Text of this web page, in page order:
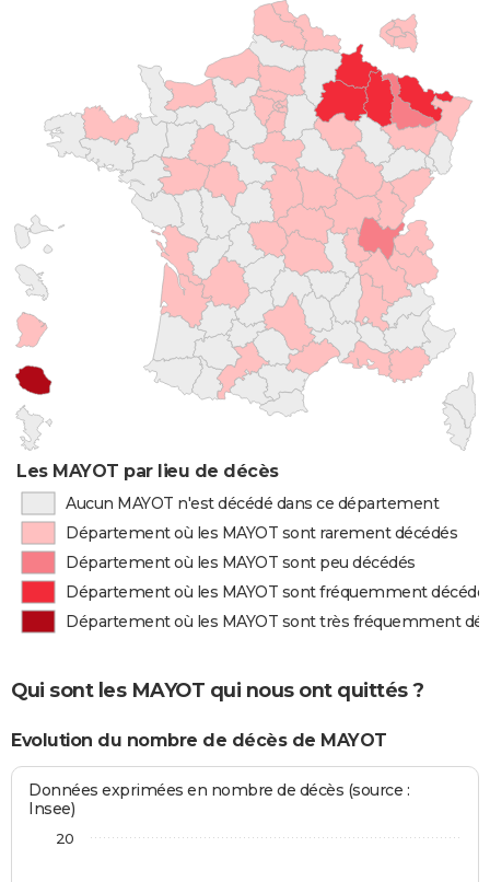
Les MAYOT par lieu de décès
Aucun MAYOT n'est décédé dans ce département
Département où les MAYOT sont rarement décédés
Département où les MAYOT sont peu décédés
Département où les MAYOT sont fréquemment
Département où les MAYOT sont très fréquemment
Qui sont les MAYOT qui nous ont quittés ?
Evolution du nombre de décès de MAYOT
Données exprimées en nombre de décès (source :
Insee)
20